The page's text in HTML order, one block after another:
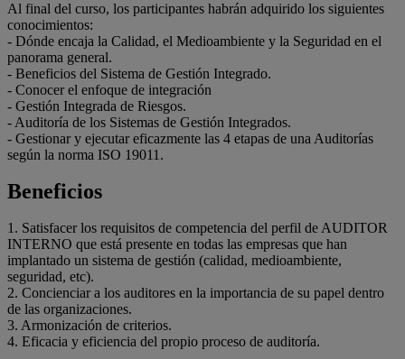
Al final del curso, los participantes habrán adquirido los siguientes
conocimientos:
- Dónde encaja la Calidad, el Medioambiente y la Seguridad en el
panorama general.
- Beneficios del Sistema de Gestión Integrado.
- Conocer el enfoque de integración
- Gestión Integrada de Riesgos.
- Auditoría de los Sistemas de Gestión Integrados.
- Gestionar y ejecutar eficazmente las 4 etapas de una Auditorías
según la norma ISO 19011.
Beneficios
1. Satisfacer los requisitos de competencia del perfil de AUDITOR
INTERNO que está presente en todas las empresas que han
implantado un sistema de gestión (calidad, medioambiente,
seguridad, etc).
2. Concienciar a los auditores en la importancia de su papel dentro
de las organizaciones.
3. Armonización de criterios.
4. Eficacia y eficiencia del propio proceso de auditoría.